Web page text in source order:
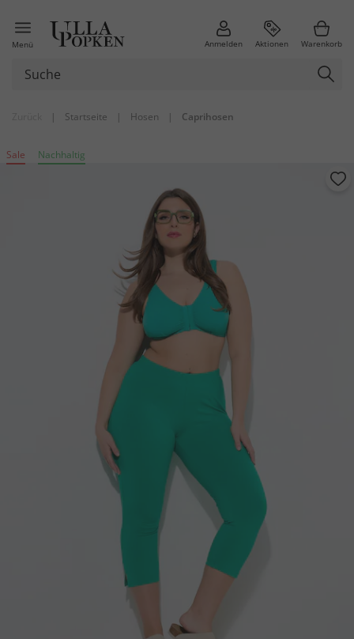
Menü Anmelden Aktionen Warenkorb
| Startseite | Hosen | Caprihosen
Sale Nachhaltig